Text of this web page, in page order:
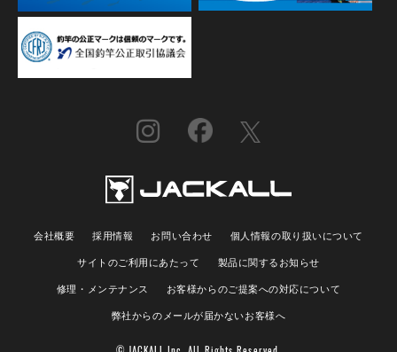
会社概要 採用情報 お問い合わせ
個人情報の取り扱いについて
サイトのご利用にあたって
製品に関するお知らせ
修理・メンテナンス
お客様からのご提案への対応について
弊社からのメールが届かないお客様へ